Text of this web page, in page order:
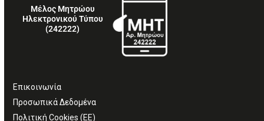
Μέλος Μητρώου
Ηλεκτρονικού Τύπου
(242222)
Επικοινωνία
Προσωπικά Δεδομένα
Πολιτική Cookies (ΕΕ)